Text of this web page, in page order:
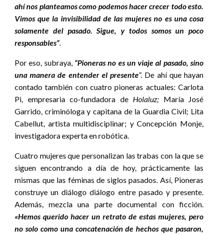
ahí nos planteamos como podemos hacer crecer todo esto.
Vimos que la invisibilidad de las mujeres no es una cosa
solamente del pasado. Sigue, y todos somos un poco
responsables”
Por eso, subraya, “Pioneras no es un viaje al pasado, sino
una manera de entender el presente”. De ahí que hayan
contado también con cuatro pioneras actuales: Carlota
Pi, empresaria co-fundadora de Holaluz; María José
Garrido, criminóloga y capitana de la Guardia Civil; Lita
Cabellut, artista multidisciplinar; y Concepción Monje,
investigadora experta en robótica.
Cuatro mujeres que personalizan las trabas con la que se
siguen encontrando a día de hoy, prácticamente las
mismas que las féminas de siglos pasados. Así, Pioneras
construye un diálogo diálogo entre pasado y presente.
Además, mezcla una parte documental con ficción.
«Hemos querido hacer un retrato de estas mujeres, pero
no solo como una concatenación de hechos que pasaron,